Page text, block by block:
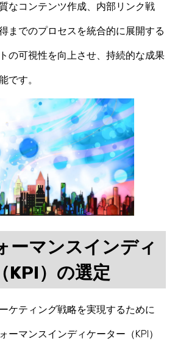
なコンテンツ作成、内部リンク戦
までのプロセスを統合的に展開する
の可視性を向上させ、持続的な成果
です。
ーマンスインディ
KPI）の選定
ケティング戦略を実現するために
ーマンスインディケーター（KPI）